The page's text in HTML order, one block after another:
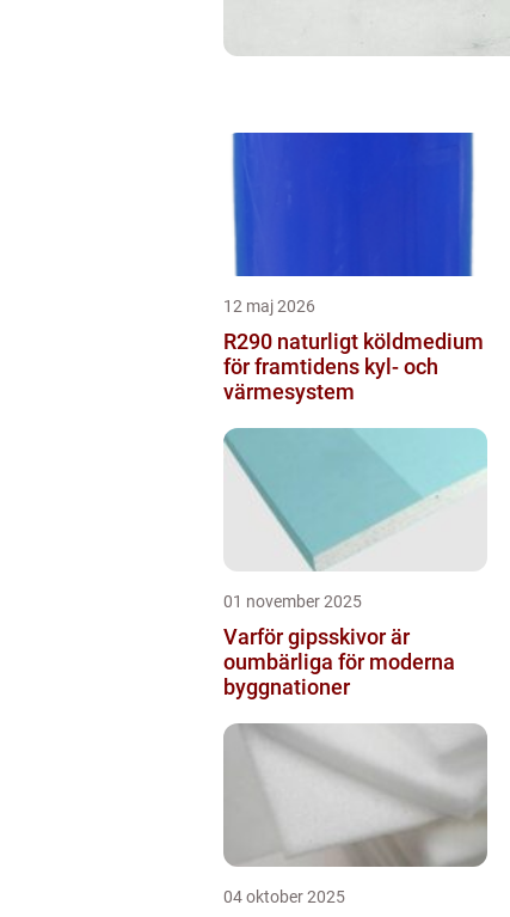
12 maj 2026
R290 naturligt köldmedium
för framtidens kyl- och
värmesystem
01 november 2025
Varför gipsskivor är
oumbärliga för moderna
byggnationer
04 oktober 2025